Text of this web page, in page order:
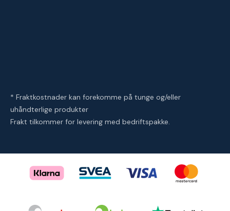
* Fraktkostnader kan forekomme på tunge og/eller
uhåndterlige produkter
Frakt tilkommer for levering med bedriftspakke.